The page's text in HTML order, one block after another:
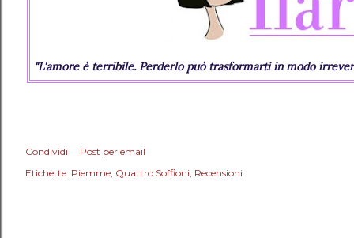
"L'amore è terribile. Perderlo può trasformarti in modo
Condividi
Post per email
Etichette: Piemme Quattro Soffioni Recensioni